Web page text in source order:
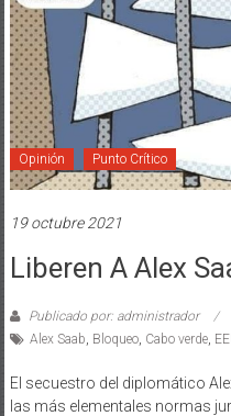
Opinión Punto Crítico
19 octubre 2021
Liberen A Alex
Publicado por: administrador
Alex Saab Bloqueo, Cabo verde,
El secuestro del diplomático
las más elementales normas